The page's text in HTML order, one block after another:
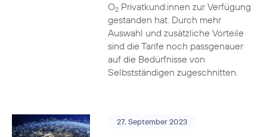
O2Privatkund:innen zur Verfügung
gestanden hat. Durch mehr
Auswahl und zusätzliche Vorteile
sind die Tarife noch passgenauer
auf die Bedürfnisse von
Selbstständigen zugeschnitten.
27. September 2023